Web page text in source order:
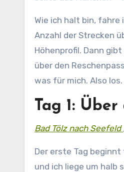
Wie ich halt bin,
Anzahl der Strecken
Höhenprofil. Dann
über den
was für mich. Also los.
Tag 1:
Bad Tölz nach Seefeld
Der erste Tag
und ich liege um halb